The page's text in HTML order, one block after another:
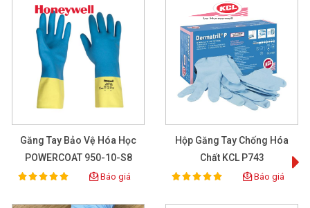
Găng Tay Bảo Vệ Hóa Học
POWERCOAT 950-10-S8
Rating:
100% Báo giá
Hộp Găng Tay Chống Hóa
Chất KCL P743
Rating:
100% Báo giá